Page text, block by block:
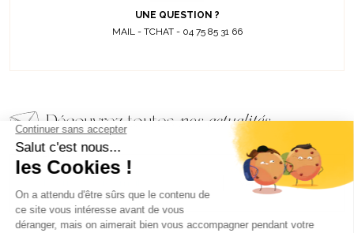
UNE QUESTION ?
MAIL - TCHAT - 04 75 85 31 66
Découvrez toutes nos actualités
EMAIL
VALIDER